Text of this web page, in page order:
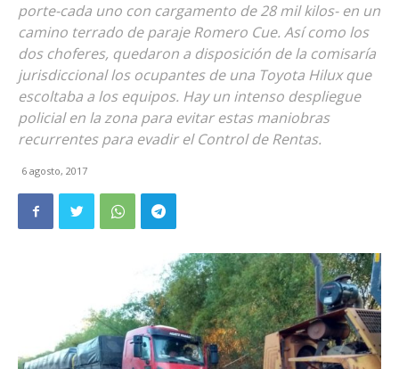
porte-cada uno con cargamento de 28 mil kilos- en un
camino terrado de paraje Romero Cue. Así como los
dos choferes, quedaron a disposición de la comisaría
jurisdiccional los ocupantes de una Toyota Hilux que
escoltaba a los equipos. Hay un intenso despliegue
policial en la zona para evitar estas maniobras
recurrentes para evadir el Control de Rentas.
6 agosto, 2017